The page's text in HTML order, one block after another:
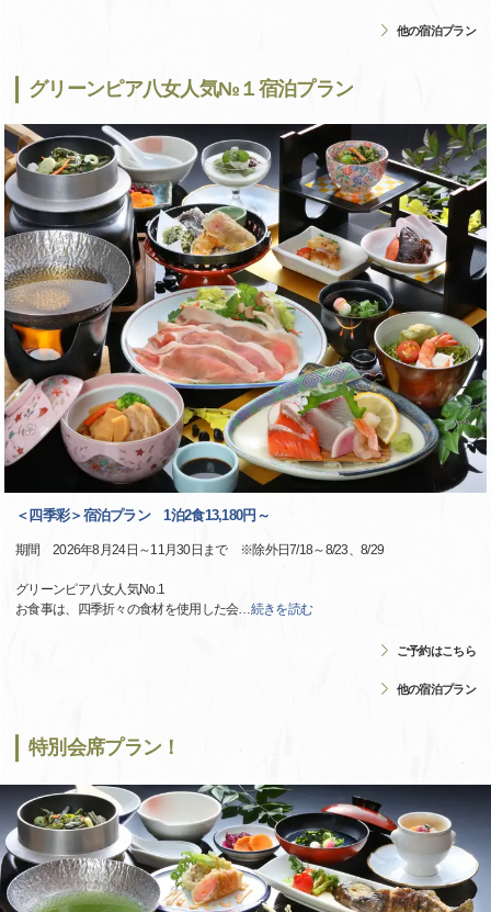
他の宿泊プラン
グリーンピア八女人気№１宿泊プラン
＜四季彩＞宿泊プラン 1泊2食13,180円～
期間 2026年8月24日～11月30日まで ※除外日7/18～8/23、8/29
グリーンピア八女人気No.1
お食事は、四季折々の食材を使用した会…続きを読む
ご予約はこちら
他の宿泊プラン
特別会席プラン！